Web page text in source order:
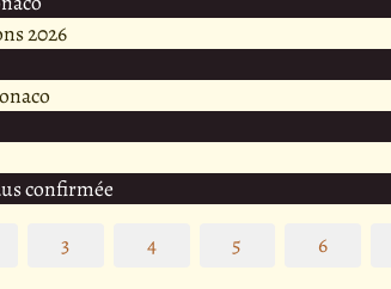
2026
confirmée
3 4 5 6